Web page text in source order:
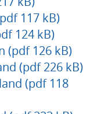
117 kB)
124 kB)
(pdf 126 kB)
(pdf 226 kB)
(pdf 118